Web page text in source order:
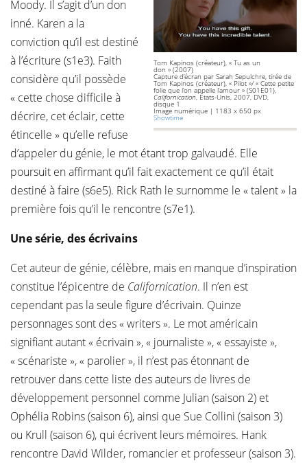
Tom Kapinos (créateur), « Tu as un
don » (2007)
Capture d’écran par Sarah Sepulchre, tirée de
Tom Kapinos (créateur), « Pilot »/ « Cette petite
folie que l’on appelle l’amour » (S01E01),
Californication, États-Unis, 2007, DVD,
disque 1
Image numérique | 1183 x 650 px
Showtime
Moody. Il s’agit d’un don
inné. Karen a la
conviction qu’il est destiné
à l’écriture (s1e3). Faith
considère qu’il possède
« cette chose difficile à
décrire, cet éclair, cette
étincelle » qu’elle refuse
d’appeler du génie, le mot étant trop galvaudé. Elle
poursuit en affirmant qu’il fait exactement ce qu’il était
destiné à faire (s6e5). Rick Rath le surnomme le « talent » la
première fois qu’il le rencontre (s7e1).
Une série, des écrivains
Cet auteur de génie, célèbre, mais en manque d’inspiration
constitue l’épicentre de Californication. Il n’en est
cependant pas la seule figure d’écrivain. Quinze
personnages sont des « writers ». Le mot américain
signifiant autant « écrivain », « journaliste », « essayiste »,
« scénariste », « parolier », il n’est pas étonnant de
retrouver dans cette liste des auteurs de livres de
développement personnel comme Julian (saison 2) et
Ophélia Robins (saison 6), ainsi que Sue Collini (saison 3)
ou Krull (saison 6), qui écrivent leurs mémoires. Hank
rencontre David Wilder, romancier et professeur (saison 3).